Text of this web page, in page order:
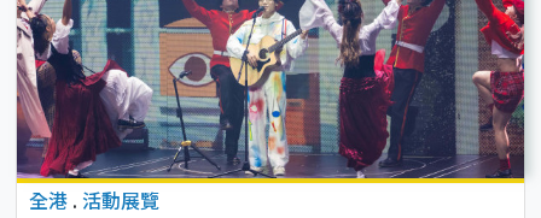
全港 . 活動展覽